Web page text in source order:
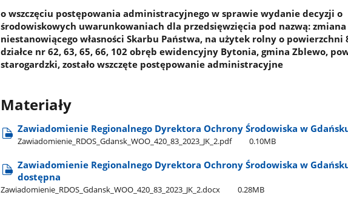
o wszczęciu postępowania administracyjnego w sprawie wydanie decyzji o
środowiskowych uwarunkowaniach dla przedsięwzięcia pod nazwą: zmiana
niestanowiącego własności Skarbu Państwa, na użytek rolny o powierzchni
działce nr 62, 63, 65, 66, 102 obręb ewidencyjny Bytonia, gmina Zblewo,
starogardzki, zostało wszczęte postępowanie administracyjne
Materiały
Zawiadomienie Regionalnego Dyrektora Ochrony Środowiska w
Zawiadomienie​_RDOS​_Gdansk​_WOO​_420​_83​_2023​_JK​_2.pdf 0.10MB
Zawiadomienie Regionalnego Dyrektora Ochrony Środowiska w
dostępna
Zawiadomienie​_RDOS​_Gdansk​_WOO​_420​_83​_2023​_JK​_2.docx 0.28MB